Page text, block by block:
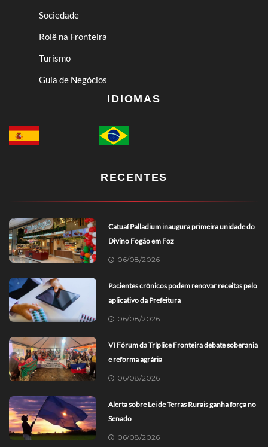
Sociedade
Rolê na Fronteira
Turismo
Guia de Negócios
IDIOMAS
RECENTES
Catuaí Palladium inaugura primeira unidade do
Divino Fogão em Foz
06/08/2026
Pacientes crônicos podem renovar receitas pelo
aplicativo da Prefeitura
06/08/2026
VI Fórum da Tríplice Fronteira debate soberania
e reforma agrária
06/08/2026
Alerta sobre Lei de Terras Rurais ganha força no
Senado
06/08/2026